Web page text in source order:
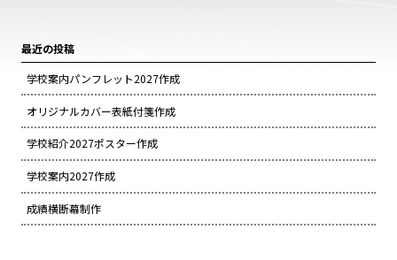
最近の投稿
学校案内パンフレット2027作成
オリジナルカバー表紙付箋作成
学校紹介2027ポスター作成
学校案内2027作成
成績横断幕制作